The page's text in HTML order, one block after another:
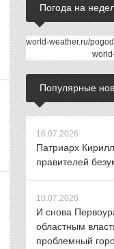
Погода на
Популярные
16.07.2026
Патриарх
правителей
10.07.2026
И снова
областным
проблемный